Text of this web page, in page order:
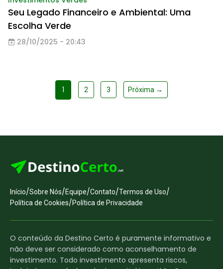
Seu Legado Financeiro e Ambiental: Uma
Escolha Verde
28/10/2025 - 20:43
1 2 3 Próxima →
Início/Sobre Nós/Equipe/Contato/Termos de Uso/
Política de Cookies/Política de Privacidade
O conteúdo da Destino Certo é puramente informativo e
não deve ser considerado como aconselhamento de
investimento. Todo investimento apresenta riscos,